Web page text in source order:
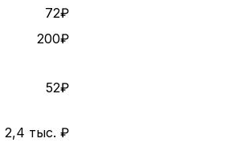
72₽
200₽
52₽
2,4 тыс. ₽